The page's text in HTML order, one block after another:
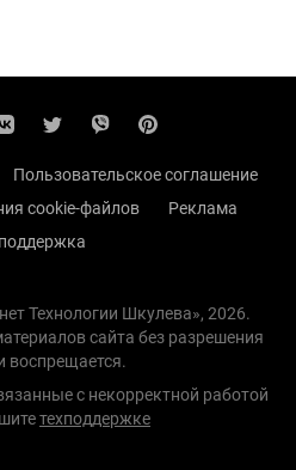
Пользовательское соглашение
cookie-файлов
Реклама
Технологии Шкулева», 2026.
сайта без разрешения
воспрещается.
с некорректной работой
техподдержке